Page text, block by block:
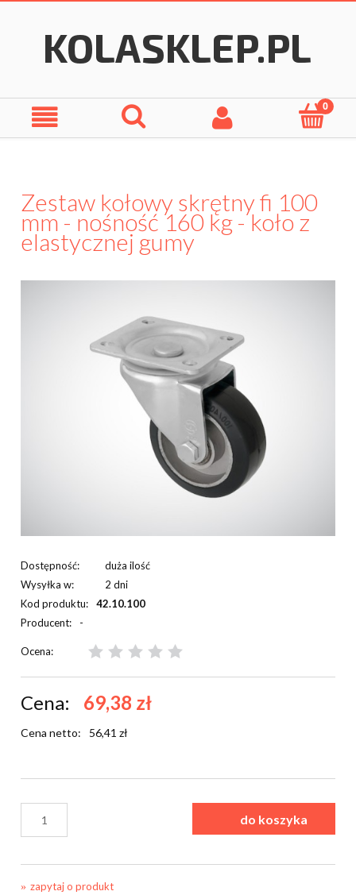
Zestaw kołowy skrętny fi 100
mm - nośność 160 kg - koło z
elastycznej gumy
Dostępność:
duża ilość
Wysyłka w:
2 dni
Kod produktu:
42.10.100
Producent:
-
Ocena:
Cena: 69,38 zł
Cena netto: 56,41 zł
do koszyka
zapytaj o produkt